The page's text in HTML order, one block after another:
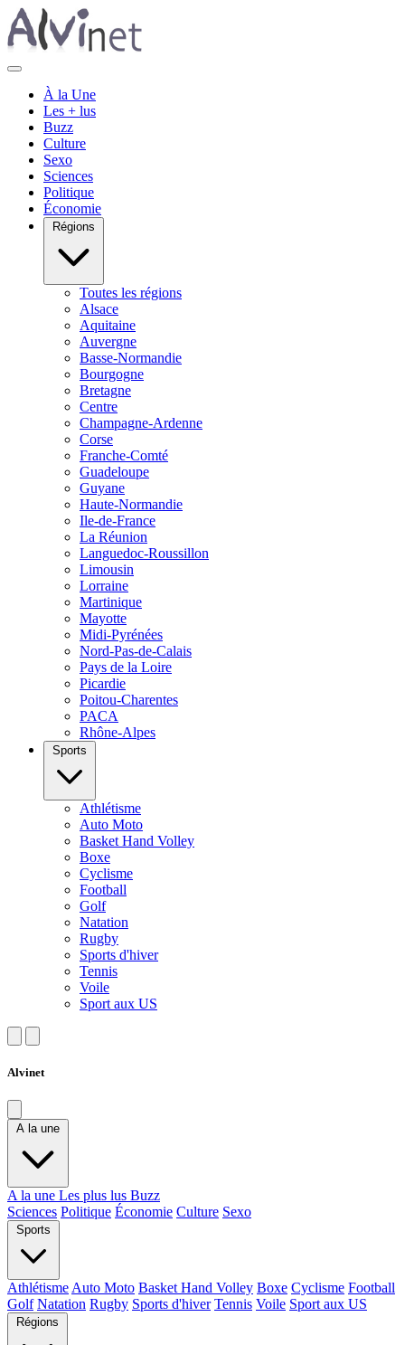
À la Une
Les + lus
Buzz
Culture
Sexo
Sciences
Politique
Économie
Régions
Toutes les régions
Alsace
Aquitaine
Auvergne
Basse-Normandie
Bourgogne
Bretagne
Centre
Champagne-Ardenne
Corse
Franche-Comté
Guadeloupe
Guyane
Haute-Normandie
Ile-de-France
La Réunion
Languedoc-Roussillon
Limousin
Lorraine
Martinique
Mayotte
Midi-Pyrénées
Nord-Pas-de-Calais
Pays de la Loire
Picardie
Poitou-Charentes
PACA
Rhône-Alpes
Sports
Athlétisme
Auto Moto
Basket Hand Volley
Boxe
Cyclisme
Football
Golf
Natation
Rugby
Sports d'hiver
Tennis
Voile
Sport aux US
Alvinet
A la une
A la une Les plus lus Buzz
Sciences Politique Économie Culture Sexo
Sports
Athlétisme Auto Moto Basket Hand Volley Boxe Cyclisme Football
Golf Natation Rugby Sports d'hiver Tennis Voile Sport aux US
Régions